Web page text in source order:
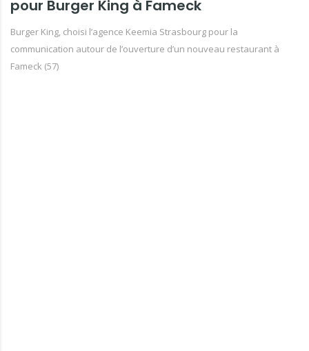
pour Burger King à Fameck
Burger King, choisi l’agence Keemia Strasbourg pour la
communication autour de l’ouverture d’un nouveau restaurant à
Fameck (57)